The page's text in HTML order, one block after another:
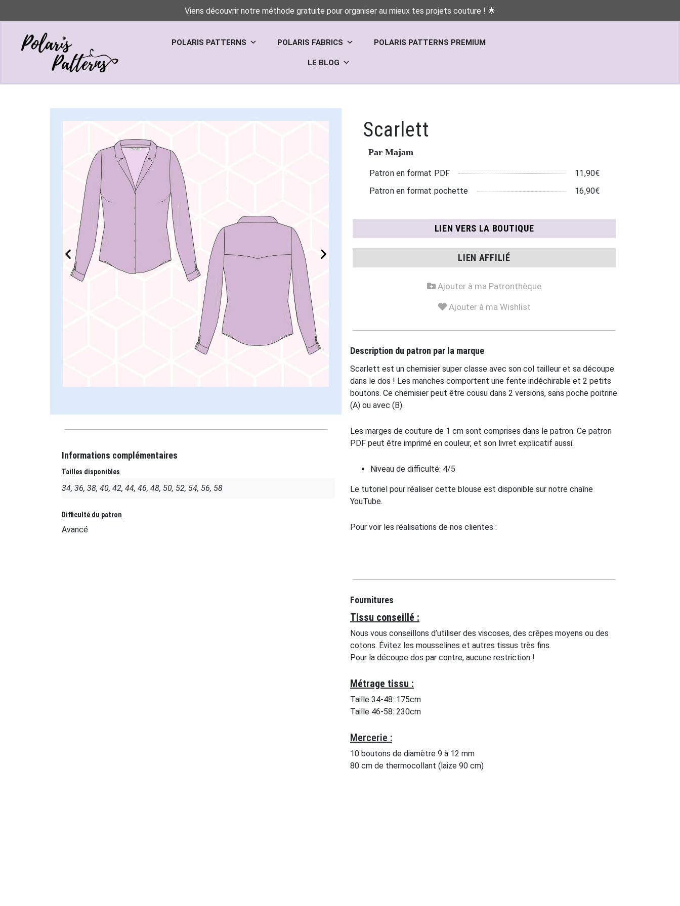
Viens découvrir notre méthode gratuite pour organiser au mieux tes projets couture ! 🌟
POLARIS PATTERNS POLARIS FABRICS POLARIS PATTERNS PREMIUM
LE BLOG
Informations complémentaires
Tailles disponibles
34, 36, 38, 40, 42, 44, 46, 48, 50, 52, 54, 56, 58
Difficulté du patron
Avancé
Scarlett
Par Majam
Patron en format PDF
11,90€
Patron en format pochette
16,90€
LIEN VERS LA BOUTIQUE
LIEN AFFILIÉ
Ajouter à ma Patronthèque
Ajouter à ma Wishlist
Description du patron par la marque
Scarlett est un chemisier super classe avec son col tailleur et sa découpe
dans le dos ! Les manches comportent une fente indéchirable et 2 petits
boutons. Ce chemisier peut être cousu dans 2 versions, sans poche poitrine
(A) ou avec (B).
Les marges de couture de 1 cm sont comprises dans le patron. Ce patron
PDF peut être imprimé en couleur, et son livret explicatif aussi.
Niveau de difficulté: 4/5
Le tutoriel pour réaliser cette blouse est disponible sur notre chaîne
YouTube.
Pour voir les réalisations de nos clientes :
Fournitures
Tissu conseillé :
Nous vous conseillons d’utiliser des viscoses, des crêpes moyens ou des
cotons. Évitez les mousselines et autres tissus très fins.
Pour la découpe dos par contre, aucune restriction !
Métrage tissu :
Taille 34-48: 175cm
Taille 46-58: 230cm
Mercerie :
10 boutons de diamètre 9 à 12 mm
80 cm de thermocollant (laize 90 cm)